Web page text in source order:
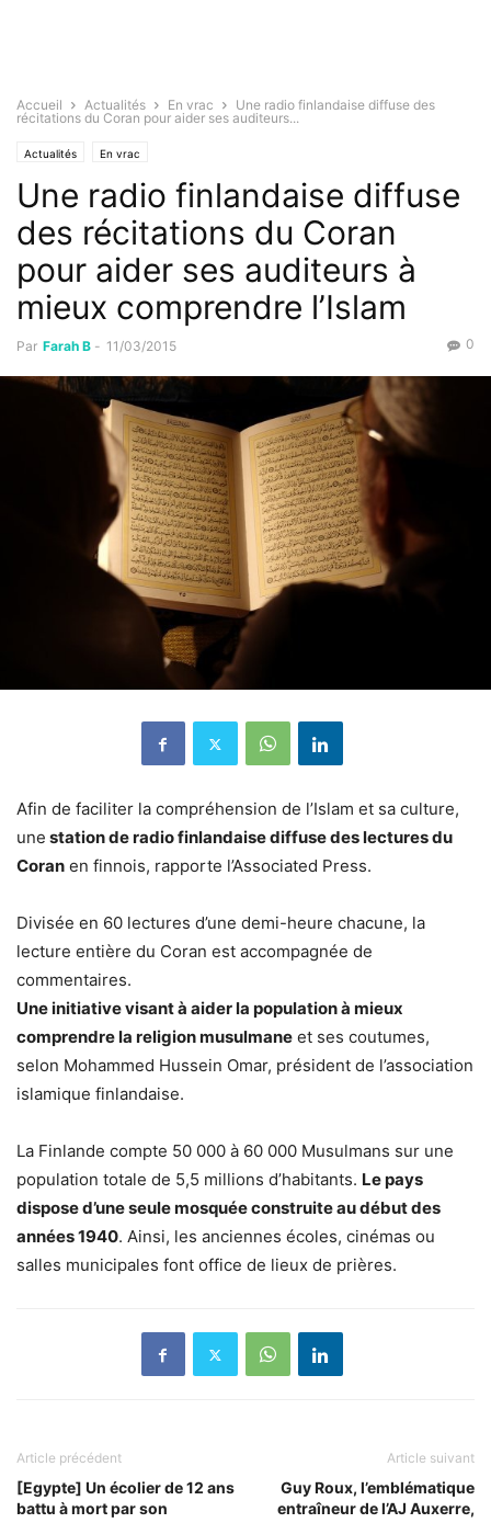
Accueil Actualités En vrac
Une radio finlandaise diffuse des
récitations du Coran pour aider ses auditeurs...
Actualités En vrac
Une radio finlandaise diffuse
des récitations du Coran
pour aider ses auditeurs à
mieux comprendre l’Islam
Par Farah B - 11/03/2015 0
Afin de faciliter la compréhension de l’Islam et sa culture,
une station de radio finlandaise diffuse des lectures du
Coran en finnois, rapporte l’Associated Press.
Divisée en 60 lectures d’une demi-heure chacune, la
lecture entière du Coran est accompagnée de
commentaires.
Une initiative visant à aider la population à mieux
comprendre la religion musulmane et ses coutumes,
selon Mohammed Hussein Omar, président de l’association
islamique finlandaise.
La Finlande compte 50 000 à 60 000 Musulmans sur une
population totale de 5,5 millions d’habitants. Le pays
dispose d’une seule mosquée construite au début des
années 1940. Ainsi, les anciennes écoles, cinémas ou
salles municipales font office de lieux de prières.
Article précédent
[Egypte] Un écolier de 12 ans
battu à mort par son
Article suivant
Guy Roux, l’emblématique
entraîneur de l’AJ Auxerre,